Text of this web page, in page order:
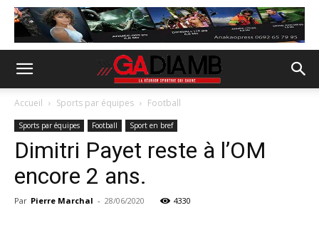
Accueil Sports par équipes Football
Sports par équipes Football Sport en bref
Dimitri Payet reste à l’OM
encore 2 ans.
Par Pierre Marchal - 28/06/2020 4330